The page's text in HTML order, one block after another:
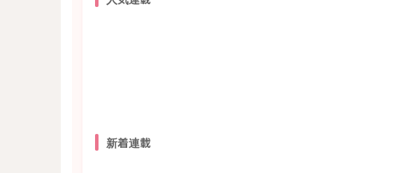
新着連載